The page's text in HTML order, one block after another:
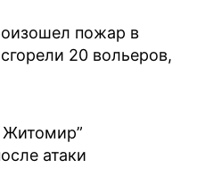
пожар в
20 вольеров,
атаки